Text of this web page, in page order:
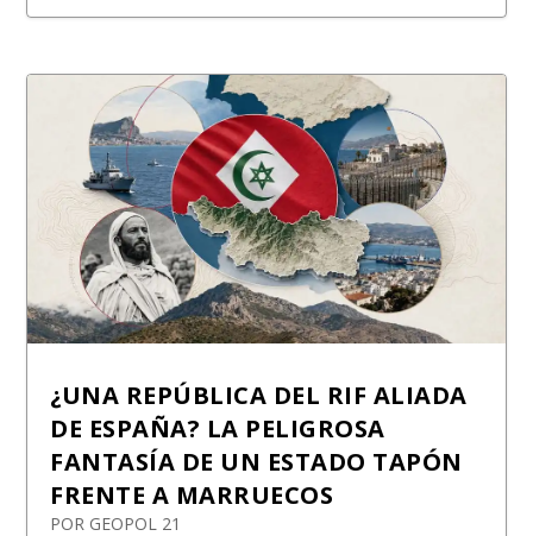
¿UNA REPÚBLICA DEL RIF ALIADA
DE ESPAÑA? LA PELIGROSA
FANTASÍA DE UN ESTADO TAPÓN
FRENTE A MARRUECOS
POR GEOPOL 21